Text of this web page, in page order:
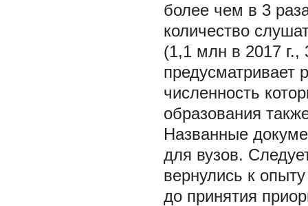
более чем в 3
количество
(1,1 млн в 2017 г.,
предусматривает
численность
образования
Названные
для вузов.
вернулись к
до принятия